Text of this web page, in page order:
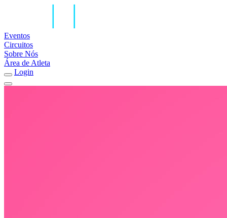
Eventos
Circuitos
Sobre Nós
Área de Atleta
Login